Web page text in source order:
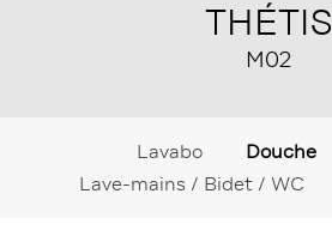
THÉTIS
M02
Lavabo Douche
Lave-mains / Bidet / WC